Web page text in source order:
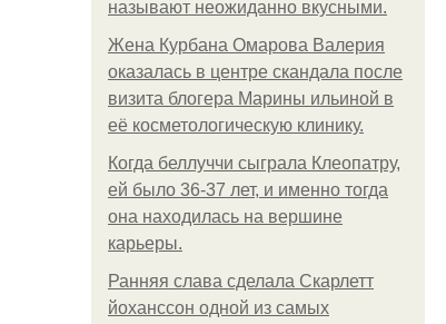
называют неожиданно вкусными.
Жена Курбана Омарова Валерия
оказалась в центре скандала после
визита блогера Марины ильиной в
её косметологическую клинику.
Когда беллуччи сыграла Клеопатру,
ей было 36-37 лет, и именно тогда
она находилась на вершине
карьеры.
Ранняя слава сделала Скарлетт
йоханссон одной из самых